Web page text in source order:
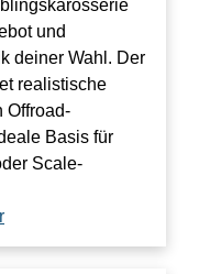
und
deiner Wahl. Der
realistische
Offroad-
Basis für
Scale-